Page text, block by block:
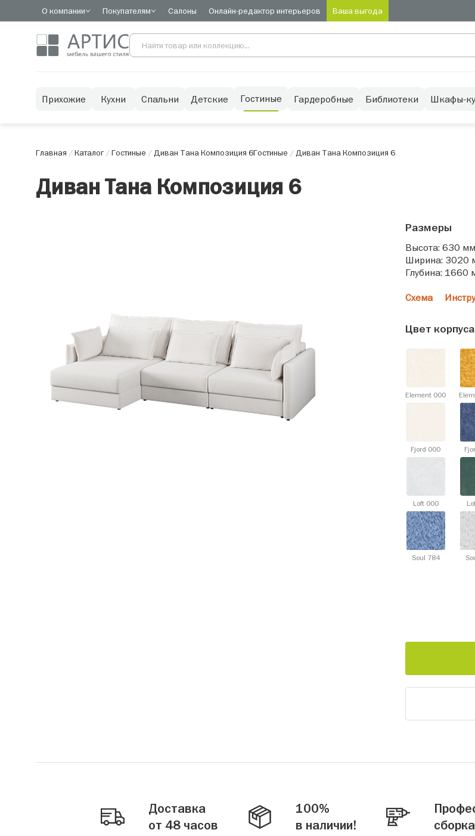
О компании Покупателям Салоны Онлайн-редактор интерьеров Ваша выгода
Прихожие Кухни Спальни Детские Гостиные Гардеробные Библиотеки Шкафы-
Главная /Каталог/Гостиные /Диван Тана Композиция 6Гостиные /Диван Тана Композиция 6
Диван Тана Композиция 6
Размеры
Высота: 630 мм
Ширина: 3020
Глубина: 1660
Схема
Цвет корпуса
Element 000
Fjord 000
Loft 000
Soul 784
Доставка
от 48 часов
100%
в наличии!
сборка